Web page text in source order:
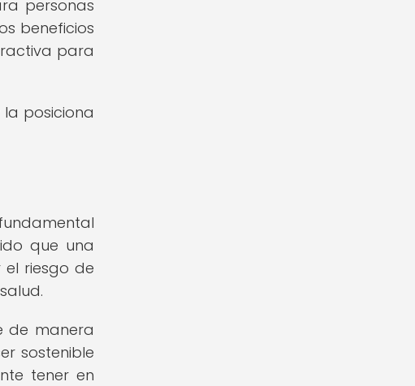
personas
beneficios
para
posiciona
que una
riesgo de
de manera
sostenible
tener en